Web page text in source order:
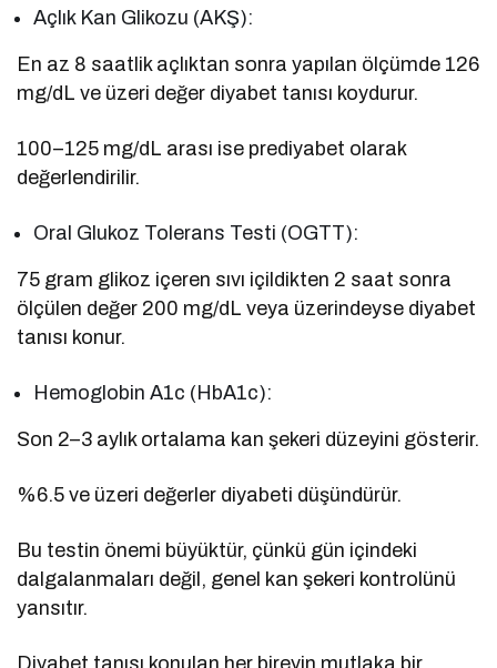
Açlık Kan Glikozu (AKŞ):
En az 8 saatlik açlıktan sonra yapılan ölçümde 126
mg/dL ve üzeri değer diyabet tanısı koydurur.
100–125 mg/dL arası ise prediyabet olarak
değerlendirilir.
Oral Glukoz Tolerans Testi (OGTT):
75 gram glikoz içeren sıvı içildikten 2 saat sonra
ölçülen değer 200 mg/dL veya üzerindeyse diyabet
tanısı konur.
Hemoglobin A1c (HbA1c):
Son 2–3 aylık ortalama kan şekeri düzeyini gösterir.
%6.5 ve üzeri değerler diyabeti düşündürür.
Bu testin önemi büyüktür, çünkü gün içindeki
dalgalanmaları değil, genel kan şekeri kontrolünü
yansıtır.
Diyabet tanısı konulan her bireyin mutlaka bir